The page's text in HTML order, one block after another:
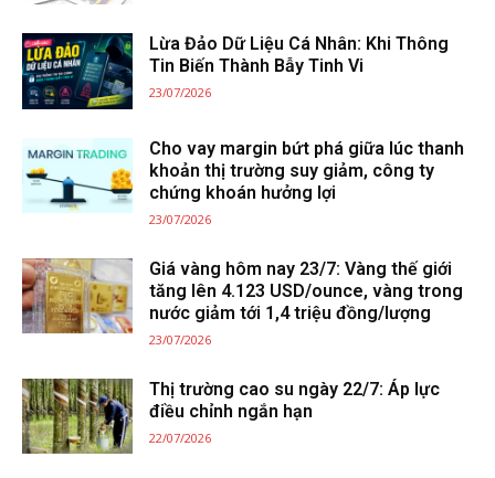
Lừa Đảo Dữ Liệu Cá Nhân: Khi Thông
Tin Biến Thành Bẫy Tinh Vi
23/07/2026
Cho vay margin bứt phá giữa lúc thanh
khoản thị trường suy giảm, công ty
chứng khoán hưởng lợi
23/07/2026
Giá vàng hôm nay 23/7: Vàng thế giới
tăng lên 4.123 USD/ounce, vàng trong
nước giảm tới 1,4 triệu đồng/lượng
23/07/2026
Thị trường cao su ngày 22/7: Áp lực
điều chỉnh ngắn hạn
22/07/2026